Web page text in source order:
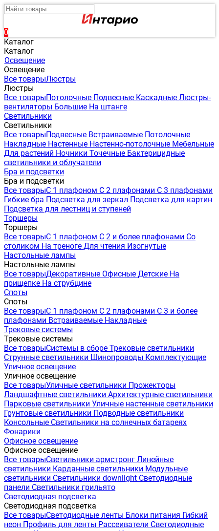
0
Каталог
Каталог
Освещение
Освещение
Все товарыЛюстры
Люстры
Все товарыПотолочные Подвесные Каскадные Люстры-
вентиляторы Большие На штанге
Светильники
Светильники
Все товарыПодвесные Встраиваемые Потолочные
Накладные Настенные Настенно-потолочные Мебельные
Для растений Ночники Точечные Бактерицидные
светильники и облучатели
Бра и подсветки
Бра и подсветки
Все товарыС 1 плафоном С 2 плафонами С 3 плафонами
Гибкие бра Подсветка для зеркал Подсветка для картин
Подсветка для лестниц и ступеней
Торшеры
Торшеры
Все товарыС 1 плафоном С 2 и более плафонами Со
столиком На треноге Для чтения Изогнутые
Настольные лампы
Настольные лампы
Все товарыДекоративные Офисные Детские На
прищепке На струбцине
Споты
Споты
Все товарыС 1 плафоном С 2 плафонами С 3 и более
плафонами Встраиваемые Накладные
Трековые системы
Трековые системы
Все товарыСистемы в сборе Трековые светильники
Струнные светильники Шинопроводы Комплектующие
Уличное освещение
Уличное освещение
Все товарыУличные светильники Прожекторы
Ландшафтные светильники Архитектурные светильники
Парковые светильники Уличные настенные светильники
Грунтовые светильники Подводные светильники
Консольные Светильники на солнечных батареях
Фонарики
Офисное освещение
Офисное освещение
Все товарыСветильники армстронг Линейные
светильники Карданные светильники Модульные
светильники Светильники downlight Светодиодные
панели Светильники грильято
Светодиодная подсветка
Светодиодная подсветка
Все товарыСветодиодные ленты Блоки питания Гибкий
неон Профиль для ленты Рассеиватели Светодиодные